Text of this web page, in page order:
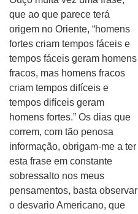
que ao que parece terá
origem no Oriente, “homens
fortes criam tempos fáceis e
tempos fáceis geram homens
fracos, mas homens fracos
criam tempos difíceis e
tempos difíceis geram
homens fortes.” Os dias que
correm, com tão penosa
informação, obrigam-me a ter
esta frase em constante
sobressalto nos meus
pensamentos, basta observar
o desvario Americano, que